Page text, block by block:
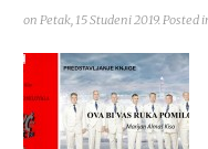
on Petak, 15 Studeni 2019. Posted